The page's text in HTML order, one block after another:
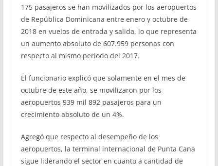
175 pasajeros se han movilizados por los aeropuertos
de República Dominicana entre enero y octubre de
2018 en vuelos de entrada y salida, lo que representa
un aumento absoluto de 607.959 personas con
respecto al mismo periodo del 2017.
El funcionario explicó que solamente en el mes de
octubre de este año, se movilizaron por los
aeropuertos 939 mil 892 pasajeros para un
crecimiento absoluto de un 4%.
Agregó que respecto al desempeño de los
aeropuertos, la terminal internacional de Punta Cana
sigue liderando el sector en cuanto a cantidad de